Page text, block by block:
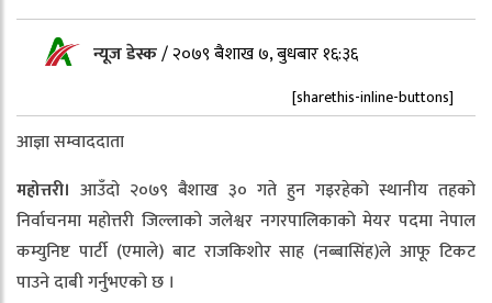
न्यूज डेस्क/२०७९ बैशाख ७, बुधबार १६:३६
[sharethis-inline-buttons]
आज्ञा सम्वाददाता
महोत्तरी। आउँदो २०७९ बैशाख ३० गते हुन गइरहेको स्थानीय तहको
निर्वाचनमा महोत्तरी जिल्लाको जलेश्वर नगरपालिकाको मेयर पदमा नेपाल
कम्युनिष्ट पार्टी (एमाले) बाट राजकिशोर साह (नब्बासिंह)ले आफू टिकट
पाउने दाबी गर्नुभएको छ ।